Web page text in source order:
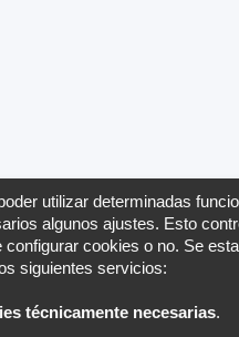
utilizar determinadas
algunos ajustes. Esto
configurar cookies o no. Se
siguientes servicios:
técnicamente necesarias.